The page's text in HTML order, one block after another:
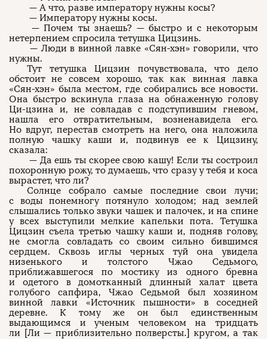
— А что, разве императору нужны косы?
— Императору нужны косы.
— Почем ты знаешь? — быстро и с некоторым
нетерпением спросила тетушка Цицзинь.
— Люди в винной лавке «Сян-хэн» говорили, что
нужны.
Тут тетушка Цицзин почувствовала, что дело
обстоит не совсем хорошо, так как винная лавка
«Сян-хэн» была местом, где собирались все новости.
Она быстро вскинула глаза на обнаженную голову
Ци-цзина и, не совладав с подступившим гневом,
нашла его отвратительным, возненавидела его.
Но вдруг, перестав смотреть на него, она наложила
полную чашку каши и, подвинув ее к Цицзину,
сказала:
— Да ешь ты скорее свою кашу! Если ты состроил
похоронную рожу, то думаешь, что сразу у тебя и коса
вырастет, что ли?
Солнце собрало самые последние свои лучи;
с воды понемногу потянуло холодом; над землей
слышались только звуки чашек и палочек, и на спине
у всех выступили мелкие капельки пота. Тетушка
Цицзин съела третью чашку каши и, подняв голову,
не смогла совладать со своим сильно бившимся
сердцем. Сквозь иглы черных туй она увидела
низенького и толстого Чжао Седьмого,
приближавшегося по мостику из одного бревна
и одетого в домотканный длинный халат цвета
голубого сапфира, Чжао Седьмой был хозяином
винной лавки «Источник пышности» в соседней
деревне. К тому же он был единственным
выдающимся и ученым человеком на тридцать
ли [Ли — приблизительно полверсты.] кругом, а так